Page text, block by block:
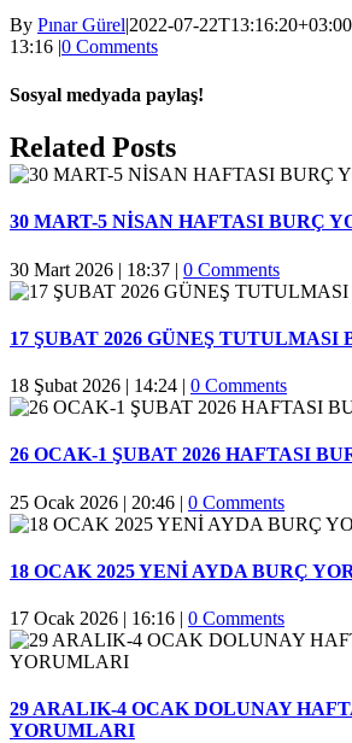
By Pınar Gürel|2022-07-22T13:16:20+03:00
13:16 |0 Comments
Sosyal medyada paylaş!
Facebook
Twitter
Reddit
LinkedIn
WhatsApp
Pinterest
Email
Related Posts
30 MART-5 NİSAN HAFTASI BURÇ
30 Mart 2026 | 18:37 | 0 Comments
17 ŞUBAT 2026 GÜNEŞ
18 Şubat 2026 | 14:24 | 0 Comments
26 OCAK-1 ŞUBAT 2026 HAFTASI
25 Ocak 2026 | 20:46 | 0 Comments
18 OCAK 2025 YENİ AYDA BURÇ
17 Ocak 2026 | 16:16 | 0 Comments
29 ARALIK-4 OCAK DOLUNAY
YORUMLARI